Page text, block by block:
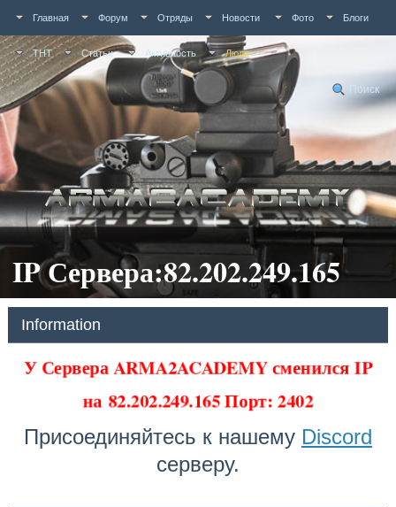
Главная Форум Отряды Новости Фото Блоги
ТНТ Статьи Активность Люди
Поиск
IP Сервера:82.202.249.165
Information
У Сервера ARMA2ACADEMY сменился IP
на82.202.249.165 Порт: 2402
Присоединяйтесь к нашему Discord
серверу.